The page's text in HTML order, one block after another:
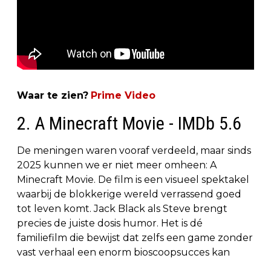
Waar te zien? Prime Video
2. A Minecraft Movie - IMDb 5.6
De meningen waren vooraf verdeeld, maar sinds
2025 kunnen we er niet meer omheen: A
Minecraft Movie. De film is een visueel spektakel
waarbij de blokkerige wereld verrassend goed
tot leven komt. Jack Black als Steve brengt
precies de juiste dosis humor. Het is dé
familiefilm die bewijst dat zelfs een game zonder
vast verhaal een enorm bioscoopsucces kan